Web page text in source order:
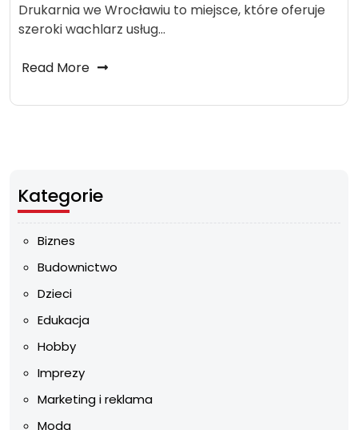
Drukarnia we Wrocławiu to miejsce, które oferuje
szeroki wachlarz usług…
Read More
Kategorie
Biznes
Budownictwo
Dzieci
Edukacja
Hobby
Imprezy
Marketing i reklama
Moda